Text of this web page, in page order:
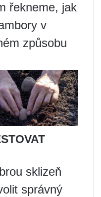
řekneme, jak
v
způsobu
sklizeň
správný